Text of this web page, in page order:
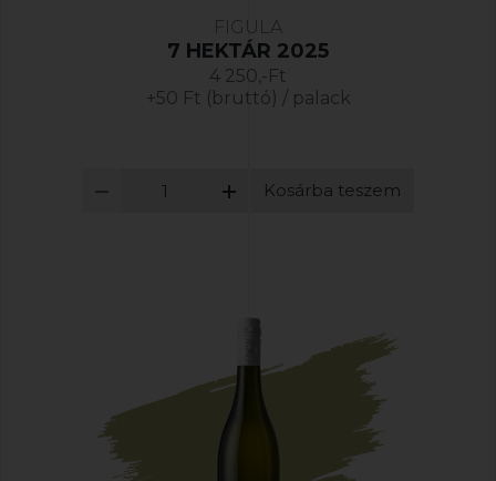
FIGULA
7 HEKTÁR 2025
4 250,-Ft
+50 Ft (bruttó) / palack
Kosárba teszem